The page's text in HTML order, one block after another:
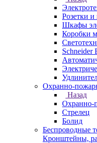
Розетки
Шкафы
Коробки
Schneider
Охранно-
Назад
Охранно-
Стрелец
Болид
Беспроводные
Кронштейны,